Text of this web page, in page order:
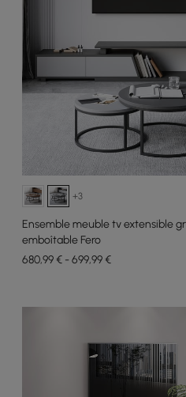
+3
Ensemble meuble tv extensible
emboîtable Fero
680,99 € - 699,99 €